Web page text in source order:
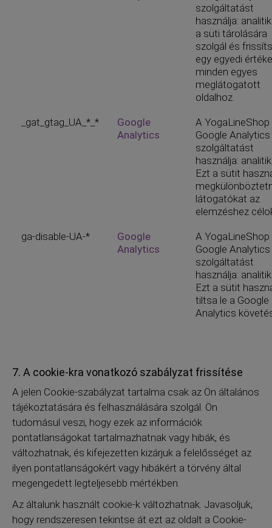
szolgáltatást
használja:
a süti tárolására
szolgál és
egy egyedi
minden egyes
meglátogatott
oldalhoz.
_gat_gtag_UA_*_*
Google
Analytics
A YogaLineShop
Google Analytics
szolgáltatást
használja:
Ezt a sütit
látogatókat az
elemzéshez
ga-disable-UA-*
Google
Analytics
A YogaLineShop
Google Analytics
szolgáltatást
használja:
Ezt a sütit
tiltsa le a Google
Analytics
7. A cookie-kra vonatkozó szabályzat frissítése
A jelen Cookie-szabályzat tartalma csak az Ön általános
tájékoztatására és felhasználására szolgál. Ön
tudomásul veszi, hogy ezek az információk
pontatlanságokat tartalmazhatnak vagy hibák, és
változhatnak, és kifejezetten kizárjuk a felelősséget az
ilyen pontatlanságokért vagy hibákért a törvény által
megengedett legteljesebb mértékben.
Az általunk használt cookie-k változhatnak. Javasoljuk,
hogy rendszeresen tekintse át ezt az oldalt a Cookie-